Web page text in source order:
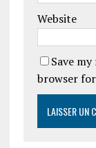
Website
Save
browser